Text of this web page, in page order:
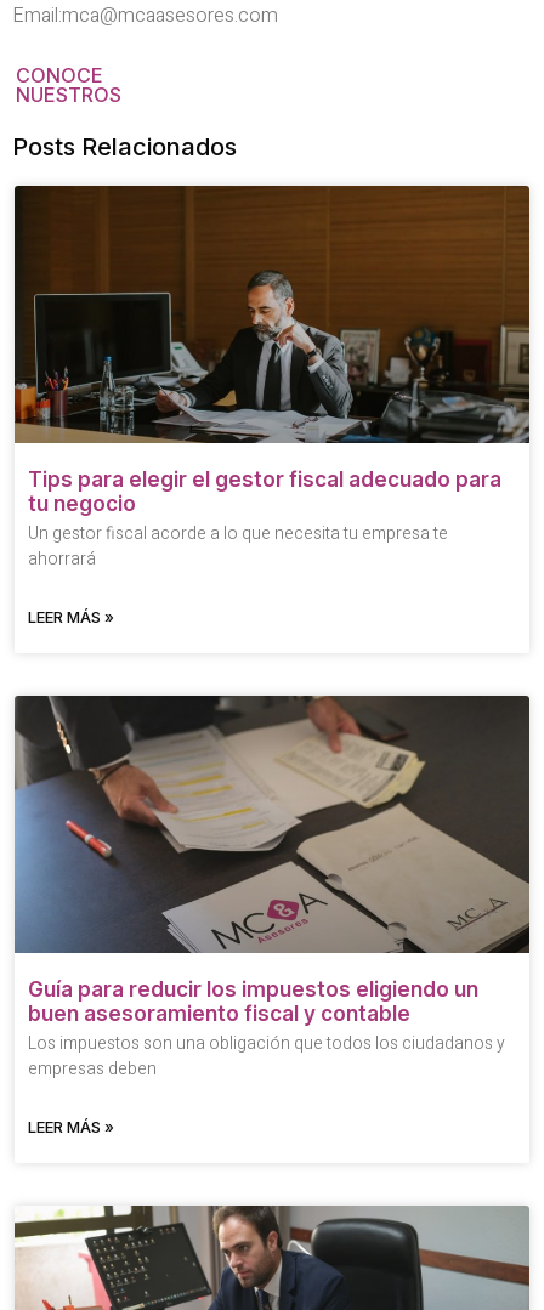
Email:mca@mcaasesores.com
CONOCE
NUESTROS
Posts Relacionados
Tips para elegir el gestor fiscal adecuado para
tu negocio
Un gestor fiscal acorde a lo que necesita tu empresa te
ahorrará
LEER MÁS »
Guía para reducir los impuestos eligiendo un
buen asesoramiento fiscal y contable
Los impuestos son una obligación que todos los ciudadanos y
empresas deben
LEER MÁS »